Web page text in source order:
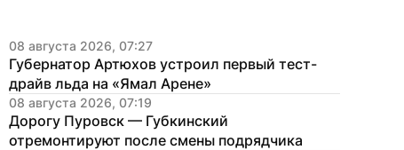
08 августа 2026, 07:27
Губернатор Артюхов устроил первый тест-
драйв льда на «Ямал Арене»
08 августа 2026, 07:19
Дорогу Пуровск — Губкинский
отремонтируют после смены подрядчика